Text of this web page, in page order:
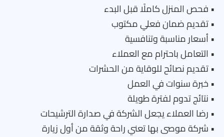
• فحص المنزل كاملًا قبل البدء
• تقديم ضمان فعلي مكتوب
• أسعار مناسبة وتنافسية
• التعامل باحترام مع العملاء
• تقديم نصائح للوقاية من الحشرات
• خبرة سنوات في العمل
• نتائج تدوم لفترة طويلة
• رضا العملاء يجعل الشركة في صدارة الترشيحات
• شركة موصى بها تعني راحة وثقة من أول زيارة